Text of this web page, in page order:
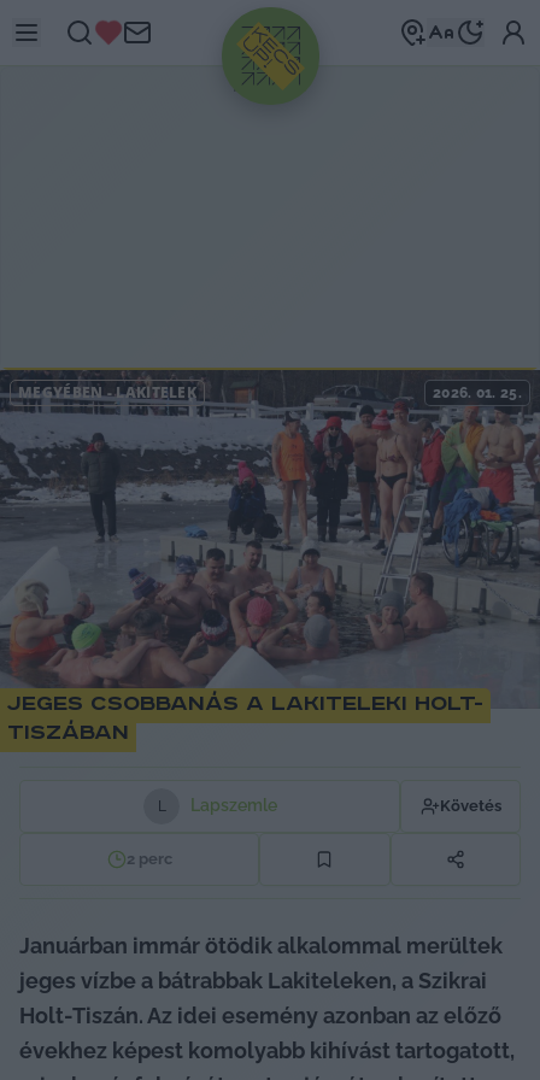
HIRDETÉS
MEGYÉBEN-LAKITELEK 2026. 01. 25.
Jeges csobbanás a lakiteleki Holt-
Tiszában
L Lapszemle Követés
2perc
Januárban immár ötödik alkalommal merültek
jeges vízbe a bátrabbak Lakiteleken, a Szikrai
Holt-Tiszán. Az idei esemény azonban az előző
évekhez képest komolyabb kihívást tartogatott,